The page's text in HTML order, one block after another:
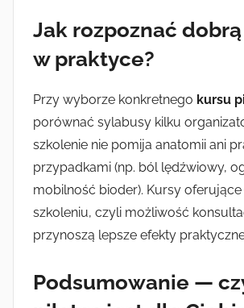
Jak rozpoznać
w praktyce?
Przy wyborze konkretnego kursu
porównać sylabusy kilku
szkolenie nie pomija anatomii ani
przypadkami (np. ból lędźwiowy,
mobilność bioder). Kursy
szkoleniu, czyli możliwość
przynoszą lepsze efekty
Podsumowanie —